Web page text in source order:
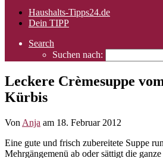
Haushalts-Tipps24.de
Dein TIPP
Search
Suchen nach:
Leckere Crèmesuppe
Kürbis
Von Anja am 18. Februar 2012
Eine gute und frisch zubereitete Suppe
Mehrgängemenü ab oder sättigt die